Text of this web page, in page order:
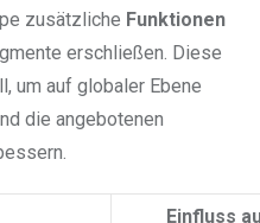
zusätzliche Funktionen
erschließen. Diese
um auf globaler Ebene
die angebotenen
Einfluss